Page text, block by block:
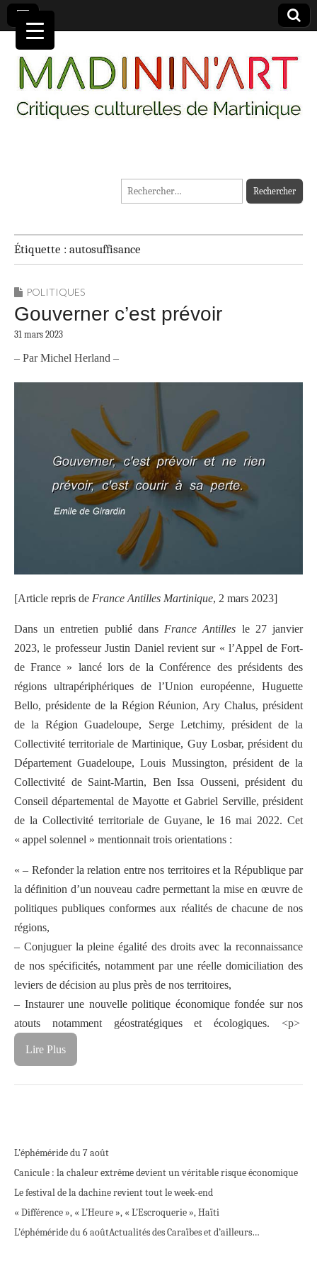
MADININ'ART
Rechercher :
Étiquette : autosuffisance
POLITIQUES
Gouverner c’est prévoir
31 mars 2023
– Par Michel Herland –
[Article repris de France Antilles Martinique, 2 mars 2023]
Dans un entretien publié dans France Antilles le 27 janvier
2023, le professeur Justin Daniel revient sur « l’Appel de Fort-
de France » lancé lors de la Conférence des présidents des
régions ultrapériphériques de l’Union européenne, Huguette
Bello, présidente de la Région Réunion, Ary Chalus, président
de la Région Guadeloupe, Serge Letchimy, président de la
Collectivité territoriale de Martinique, Guy Losbar, président du
Département Guadeloupe, Louis Mussington, président de la
Collectivité de Saint-Martin, Ben Issa Ousseni, président du
Conseil départemental de Mayotte et Gabriel Serville, président
de la Collectivité territoriale de Guyane, le 16 mai 2022. Cet
« appel solennel » mentionnait trois orientations :
« – Refonder la relation entre nos territoires et la République par
la définition d’un nouveau cadre permettant la mise en œuvre de
politiques publiques conformes aux réalités de chacune de nos
régions,
– Conjuguer la pleine égalité des droits avec la reconnaissance
de nos spécificités, notamment par une réelle domiciliation des
leviers de décision au plus près de nos territoires,
– Instaurer une nouvelle politique économique fondée sur nos
atouts notamment géostratégiques et écologiques. <p>
Lire Plus
L’éphéméride du 7 août
Canicule : la chaleur extrême devient un véritable risque économique
Le festival de la dachine revient tout le week-end
« Différence », « L’Heure », « L’Escroquerie », Haïti
L’éphéméride du 6 aoûtActualités des Caraïbes et d’ailleurs…